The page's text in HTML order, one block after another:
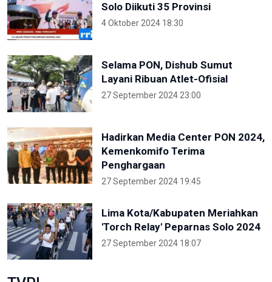
Solo Diikuti 35 Provinsi
4 Oktober 2024 18:30
Selama PON, Dishub Sumut
Layani Ribuan Atlet-Ofisial
27 September 2024 23:00
Hadirkan Media Center PON 2024,
Kemenkomifo Terima
Penghargaan
27 September 2024 19:45
Lima Kota/Kabupaten Meriahkan
'Torch Relay' Peparnas Solo 2024
27 September 2024 18:07